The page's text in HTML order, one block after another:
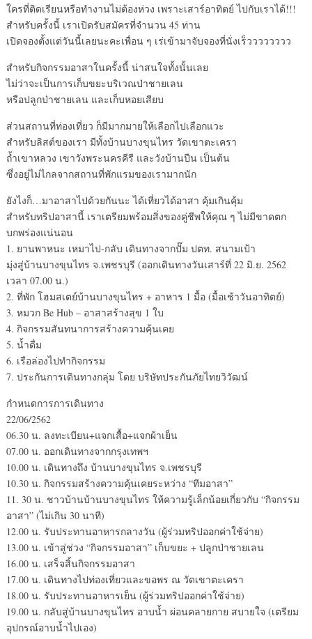
ใครที่ติดเรียนหรือทำงานไม่ต้องห่วง เพราะเสาร์อาทิตย์ ไปกับเราได้!!!
สำหรับครั้งนี้ เราเปิดรับสมัครที่จำนวน 45 ท่าน
เปิดจองตั้งแต่วันนี้เลยนะคะเพื่อน ๆ เร่เข้ามาจับจองที่นั่งเร็วววววววว
สำหรับกิจกรรมอาสาในครั้งนี้ น่าสนใจทั้งนั้นเลย
ไม่ว่าจะเป็นการเก็บขยะบริเวณป่าชายเลน
หรือปลูกป่าชายเลน และเก็บหอยเสียบ
ส่วนสถานที่ท่องเที่ยว ก็มีมากมายให้เลือกไปเลือกแวะ
สำหรับลิสต์ของเรา มีทั้งบ้านบางขุนไทร วัดเขาตะเครา
ถ้ำเขาหลวง เขาวังพระนครคีรี และวังบ้านปืน เป็นต้น
ซึ่งอยู่ไม่ไกลจากสถานที่พักแรมของเรามากนัก
ยังไงก็…มาอาสาไปด้วยกันนะ ได้เที่ยวได้อาสา คุ้มเกินคุ้ม
สำหรับทริปอาสานี้ เราเตรียมพร้อมสิ่งของคู่ชีพให้คุณ ๆ ไม่มีขาดตก
บกพร่องแน่นอน
1. ยานพาหนะ เหมาไป-กลับ เดินทางจากปั๊ม ปตท. สนามเป้า
มุ่งสู่บ้านบางขุนไทร จ.เพชรบุรี (ออกเดินทางวันเสาร์ที่ 22 มิ.ย. 2562
เวลา 07.00 น.)
2. ที่พัก โฮมสเตย์บ้านบางขุนไทร + อาหาร 1 มื้อ (มื้อเช้าวันอาทิตย์)
3. หมวก Be Hub – อาสาสร้างสุข 1 ใบ
4. กิจกรรมสันทนาการสร้างความคุ้นเคย
5. น้ำดื่ม
6. เรือล่องไปทำกิจกรรม
7. ประกันการเดินทางกลุ่ม โดย บริษัทประกันภัยไทยวิวัฒน์
กำหนดการการเดินทาง
22/06/2562
06.30 น. ลงทะเบียน+แจกเสื้อ+แจกผ้าเย็น
07.00 น. ออกเดินทางจากกรุงเทพฯ
10.00 น. เดินทางถึง บ้านบางขุนไทร จ.เพชรบุรี
10.30 น. กิจกรรมสร้างความคุ้นเคยระหว่าง “ทีมอาสา”
11. 30 น. ชาวบ้านบ้านบางขุนไทร ให้ความรู้เล็กน้อยเกี่ยวกับ “กิจกรรม
อาสา” (ไม่เกิน 30 นาที)
12.00 น. รับประทานอาหารกลางวัน (ผู้ร่วมทริปออกค่าใช้จ่าย)
13.00 น. เข้าสู่ช่วง “กิจกรรมอาสา” เก็บขยะ + ปลูกป่าชายเลน
16.00 น. เสร็จสิ้นกิจกรรมอาสา
17.00 น. เดินทางไปท่องเที่ยวและขอพร ณ วัดเขาตะเครา
18.00 น. รับประทานอาหารเย็น (ผู้ร่วมทริปออกค่าใช้จ่าย)
19.00 น. กลับสู่บ้านบางขุนไทร อาบน้ำ ผ่อนคลายกาย สบายใจ (เตรียม
อุปกรณ์อาบน้ำไปเอง)